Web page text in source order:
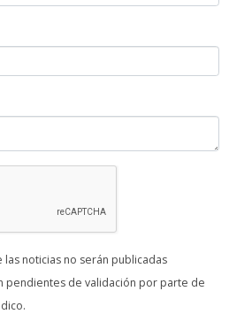
las noticias no serán publicadas
pendientes de validación por parte de